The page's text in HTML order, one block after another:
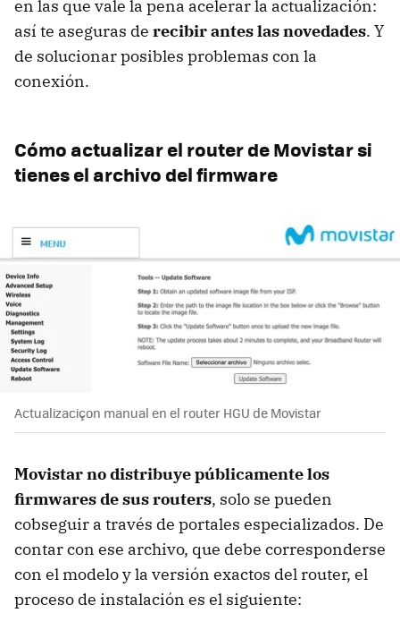
en las que vale la pena acelerar la actualización:
así te aseguras de recibir antes las novedades. Y
de solucionar posibles problemas con la
conexión.
Cómo actualizar el router de Movistar si
tienes el archivo del firmware
Actualizaciçon manual en el router HGU de Movistar
Movistar no distribuye públicamente los
firmwares de sus routers, solo se pueden
cobseguir a través de portales especializados. De
contar con ese archivo, que debe corresponderse
con el modelo y la versión exactos del router, el
proceso de instalación es el siguiente: